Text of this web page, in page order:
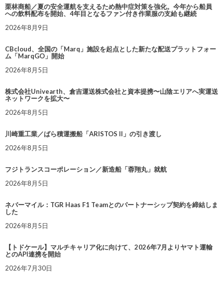
栗林商船／夏の安全運航を支えるため熱中症対策を強化。今年から船員
への飲料配布を開始、4年目となるファン付き作業服の支給も継続
2026年8月9日
CBcloud、全国の「Marq」施設を起点とした新たな配送プラットフォー
ム「MarqGO」開始
2026年8月5日
株式会社Univearth、倉吉運送株式会社と資本提携〜山陰エリアへ実運送
ネットワークを拡大〜
2026年8月5日
川崎重工業／ばら積運搬船「ARISTOS II」の引き渡し
2026年8月5日
フジトランスコーポレーション／新造船「蓉翔丸」就航
2026年8月5日
ネバーマイル：TGR Haas F1 Teamとのパートナーシップ契約を締結しま
した
2026年8月5日
【トドケール】マルチキャリア化に向けて、2026年7月よりヤマト運輸
とのAPI連携を開始
2026年7月30日